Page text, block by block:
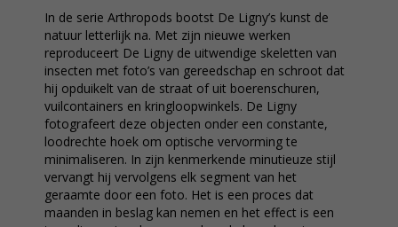
In de serie Arthropods bootst De Ligny’s kunst de
natuur letterlijk na. Met zijn nieuwe werken
reproduceert De Ligny de uitwendige skeletten van
insecten met foto’s van gereedschap en schroot dat
hij opduikelt van de straat of uit boerenschuren,
vuilcontainers en kringloopwinkels. De Ligny
fotografeert deze objecten onder een constante,
loodrechte hoek om optische vervorming te
minimaliseren. In zijn kenmerkende minutieuze stijl
vervangt hij vervolgens elk segment van het
geraamte door een foto. Het is een proces dat
maanden in beslag kan nemen en het effect is een